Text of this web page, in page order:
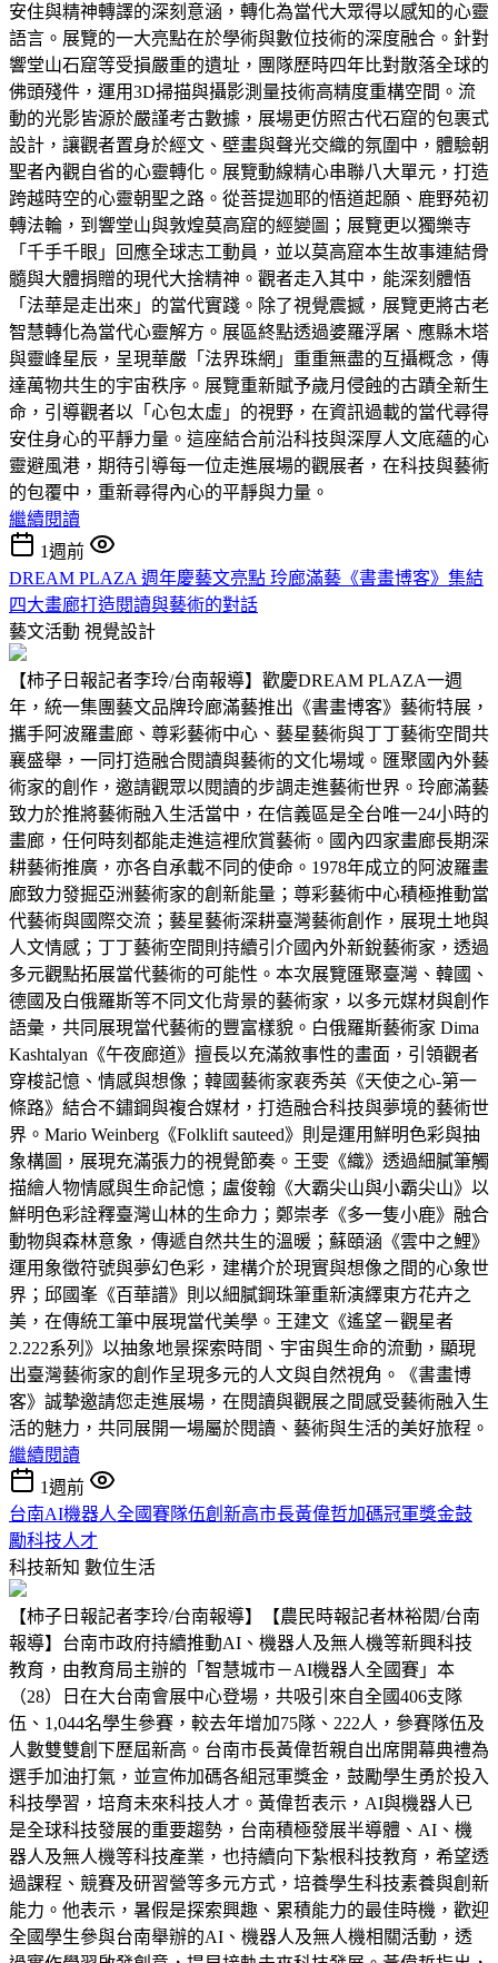
安住與精神轉譯的深刻意涵，轉化為當代大眾得以感知的心靈
語言。展覽的一大亮點在於學術與數位技術的深度融合。針對
響堂山石窟等受損嚴重的遺址，團隊歷時四年比對散落全球的
佛頭殘件，運用3D掃描與攝影測量技術高精度重構空間。流
動的光影皆源於嚴謹考古數據，展場更仿照古代石窟的包裹式
設計，讓觀者置身於經文、壁畫與聲光交織的氛圍中，體驗朝
聖者內觀自省的心靈轉化。展覽動線精心串聯八大單元，打造
跨越時空的心靈朝聖之路。從菩提迦耶的悟道起願、鹿野苑初
轉法輪，到響堂山與敦煌莫高窟的經變圖；展覽更以獨樂寺
「千手千眼」回應全球志工動員，並以莫高窟本生故事連結骨
髓與大體捐贈的現代大捨精神。觀者走入其中，能深刻體悟
「法華是走出來」的當代實踐。除了視覺震撼，展覽更將古老
智慧轉化為當代心靈解方。展區終點透過婆羅浮屠、應縣木塔
與靈峰星辰，呈現華嚴「法界珠網」重重無盡的互攝概念，傳
達萬物共生的宇宙秩序。展覽重新賦予歲月侵蝕的古蹟全新生
命，引導觀者以「心包太虛」的視野，在資訊過載的當代尋得
安住身心的平靜力量。這座結合前沿科技與深厚人文底蘊的心
靈避風港，期待引導每一位走進展場的觀展者，在科技與藝術
的包覆中，重新尋得內心的平靜與力量。
繼續閱讀
1週前
DREAM PLAZA 週年慶藝文亮點 玲廊滿藝《書畫博客》集結
四大畫廊打造閱讀與藝術的對話
藝文活動 視覺設計
【柿子日報記者李玲/台南報導】歡慶DREAM PLAZA一週
年，統一集團藝文品牌玲廊滿藝推出《書畫博客》藝術特展，
攜手阿波羅畫廊、尊彩藝術中心、藝星藝術與丁丁藝術空間共
襄盛舉，一同打造融合閱讀與藝術的文化場域。匯聚國內外藝
術家的創作，邀請觀眾以閱讀的步調走進藝術世界。玲廊滿藝
致力於推將藝術融入生活當中，在信義區是全台唯一24小時的
畫廊，任何時刻都能走進這裡欣賞藝術。國內四家畫廊長期深
耕藝術推廣，亦各自承載不同的使命。1978年成立的阿波羅畫
廊致力發掘亞洲藝術家的創新能量；尊彩藝術中心積極推動當
代藝術與國際交流；藝星藝術深耕臺灣藝術創作，展現土地與
人文情感；丁丁藝術空間則持續引介國內外新銳藝術家，透過
多元觀點拓展當代藝術的可能性。本次展覽匯聚臺灣、韓國、
德國及白俄羅斯等不同文化背景的藝術家，以多元媒材與創作
語彙，共同展現當代藝術的豐富樣貌。白俄羅斯藝術家 Dima
Kashtalyan《午夜廊道》擅長以充滿敘事性的畫面，引領觀者
穿梭記憶、情感與想像；韓國藝術家裵秀英《天使之心-第一
條路》結合不鏽鋼與複合媒材，打造融合科技與夢境的藝術世
界。Mario Weinberg《Folklift sauteed》則是運用鮮明色彩與抽
象構圖，展現充滿張力的視覺節奏。王雯《織》透過細膩筆觸
描繪人物情感與生命記憶；盧俊翰《大霸尖山與小霸尖山》以
鮮明色彩詮釋臺灣山林的生命力；鄭崇孝《多一隻小鹿》融合
動物與森林意象，傳遞自然共生的溫暖；蘇頤涵《雲中之鯉》
運用象徵符號與夢幻色彩，建構介於現實與想像之間的心象世
界；邱國峯《百華譜》則以細膩鋼珠筆重新演繹東方花卉之
美，在傳統工筆中展現當代美學。王建文《遙望－觀星者
2.222系列》以抽象地景探索時間、宇宙與生命的流動，顯現
出臺灣藝術家的創作呈現多元的人文與自然視角。《書畫博
客》誠摯邀請您走進展場，在閱讀與觀展之間感受藝術融入生
活的魅力，共同展開一場屬於閱讀、藝術與生活的美好旅程。
繼續閱讀
1週前
台南AI機器人全國賽隊伍創新高市長黃偉哲加碼冠軍獎金鼓
勵科技人才
科技新知 數位生活
【柿子日報記者李玲/台南報導】【農民時報記者林裕閎/台南
報導】台南市政府持續推動AI、機器人及無人機等新興科技
教育，由教育局主辦的「智慧城市－AI機器人全國賽」本
（28）日在大台南會展中心登場，共吸引來自全國406支隊
伍、1,044名學生參賽，較去年增加75隊、222人，參賽隊伍及
人數雙雙創下歷屆新高。台南市長黃偉哲親自出席開幕典禮為
選手加油打氣，並宣佈加碼各組冠軍獎金，鼓勵學生勇於投入
科技學習，培育未來科技人才。黃偉哲表示，AI與機器人已
是全球科技發展的重要趨勢，台南積極發展半導體、AI、機
器人及無人機等科技產業，也持續向下紮根科技教育，希望透
過課程、競賽及研習營等多元方式，培養學生科技素養與創新
能力。他表示，暑假是探索興趣、累積能力的最佳時機，歡迎
全國學生參與台南舉辦的AI、機器人及無人機相關活動，透